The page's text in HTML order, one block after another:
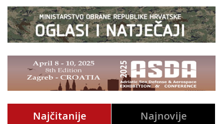
Najčitanije Najnovije